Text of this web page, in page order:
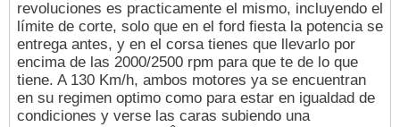
revoluciones es practicamente el mismo, incluyendo el
límite de corte, solo que en el ford fiesta la potencia se
entrega antes, y en el corsa tienes que llevarlo por
encima de las 2000/2500 rpm para que te de lo que
tiene. A 130 Km/h, ambos motores ya se encuentran
en su regimen optimo como para estar en igualdad de
condiciones y verse las caras subiendo una